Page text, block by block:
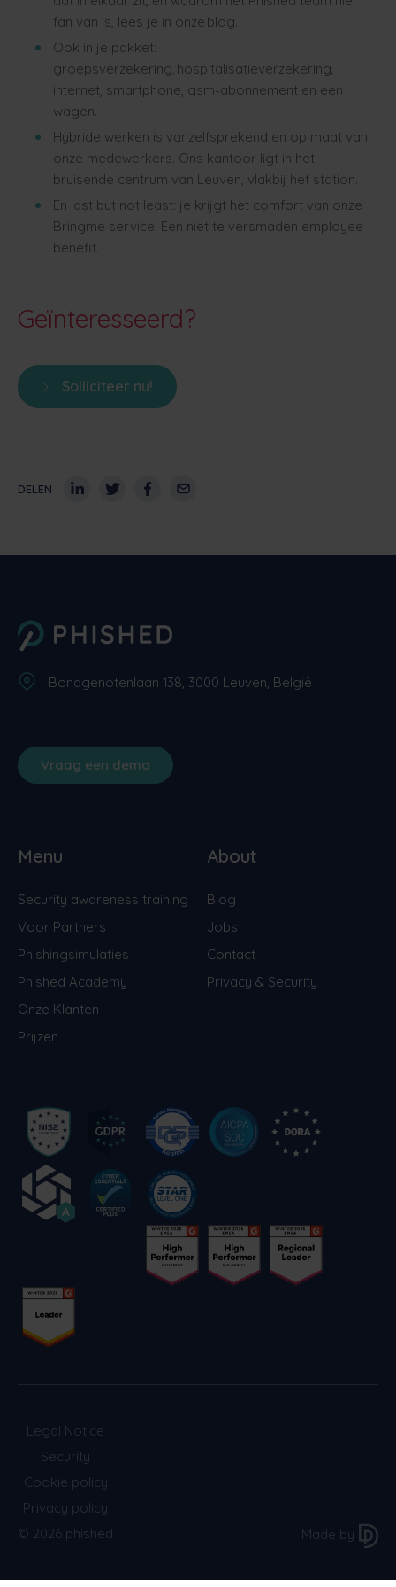
fan van is, lees je in onze blog.
Ook in je pakket:
groepsverzekering, hospitalisatieverzekering,
internet, smartphone, gsm-abonnement en een
wagen.
Hybride werken is vanzelfsprekend en op maat van
onze medewerkers. Ons kantoor ligt in het
bruisende centrum van Leuven, vlakbij het station.
En last but not least: je krijgt het comfort van onze
Bringme service! Een niet te versmaden employee
benefit.
Geïnteresseerd?
Solliciteer nu!
DELEN
Bondgenotenlaan 138, 3000 Leuven, België
Vraag een demo
Menu
Security awareness training
Voor Partners
Phishingsimulaties
Phished Academy
Onze Klanten
Prijzen
About
Blog
Jobs
Contact
Privacy & Security
© 2026 phished
Privacy policy
Cookie policy
Security
Legal Notice
Made by